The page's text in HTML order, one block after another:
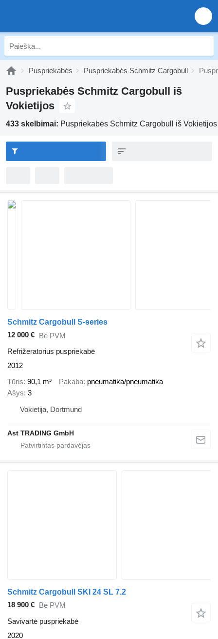
Puspriekabės Puspriekabės Schmitz Cargobull
Puspriekabės Schmitz Cargobull iš
Vokietijos
433 skelbimai: Puspriekabės Schmitz Cargobull iš Vokietijos
Schmitz Cargobull S-series
12 000 € Be PVM
Refrižeratorius puspriekabė
2012
Tūris 90,1 m³ Pakaba pneumatika/pneumatika
Ašys 3
Vokietija, Dortmund
Ast TRADING GmbH
Schmitz Cargobull SKI 24 SL 7.2
18 900 € Be PVM
Savivartė puspriekabė
2020